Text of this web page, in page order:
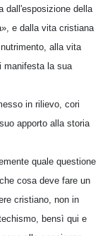
dall'esposizione della
e dalla vita cristiana
alla vita
manifesta la sua
in rilievo, cori
apporto alla storia
quale questione
cosa deve fare un
cristiano, non in
bensì qui e